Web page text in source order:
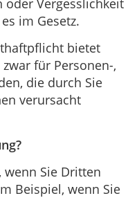
oder Vergesslichkeit
im Gesetz.
bietet
für Personen-,
die durch Sie
verursacht
Sie Dritten
Beispiel, wenn Sie